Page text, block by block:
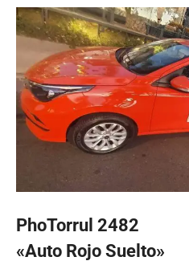
PhoTorrul 2482
«Auto Rojo Suelto»